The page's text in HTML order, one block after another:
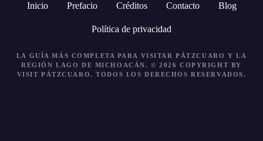
Inicio Prefacio Créditos Contacto Blog
Política de privacidad
LA GUÍA MÁS COMPLETA PARA VISITAR PÁTZCUARO Y LA
REGIÓN LAGO DE MICHOACÁN. © 2026 COPYRIGHT BY
VISIT PÁTZCUARO. TODOS LOS DERECHOS RESERVADOS.